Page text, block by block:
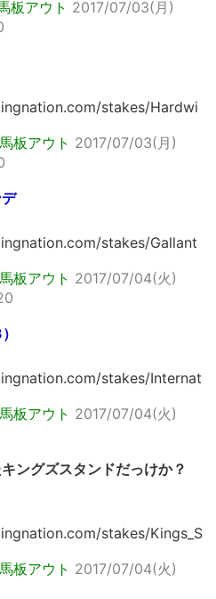
板アウト 2017/07/03(月)
stakes/Hardwi
板アウト 2017/07/03(月)
stakes/Gallant
板アウト 2017/07/04(火)
stakes/Internat
板アウト 2017/07/04(火)
ングズスタンドだっけか？
stakes/Kings_S
板アウト 2017/07/04(火)